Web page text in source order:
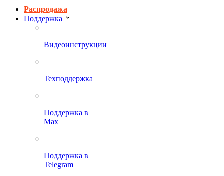
Распродажа
Поддержка
Видеоинструкции
Техподдержка
Поддержка в
Max
Поддержка в
Telegram